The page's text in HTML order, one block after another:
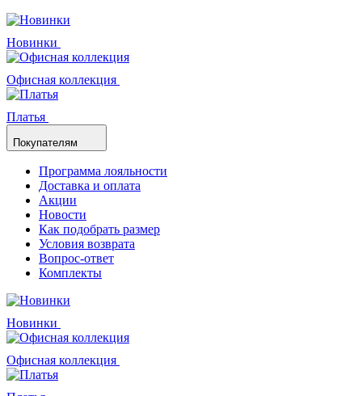
Новинки
Офисная коллекция
Платья
Покупателям
Программа лояльности
Доставка и оплата
Акции
Новости
Как подобрать размер
Условия возврата
Вопрос-ответ
Комплекты
Новинки
Офисная коллекция